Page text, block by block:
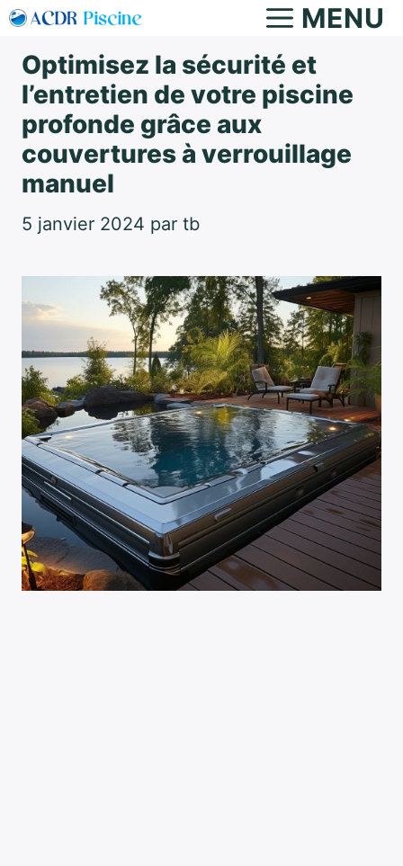
Aller
contenu
MENU
Optimisez la sécurité et
l’entretien de votre piscine
profonde grâce aux
couvertures à verrouillage
manuel
5 janvier 2024 par tb